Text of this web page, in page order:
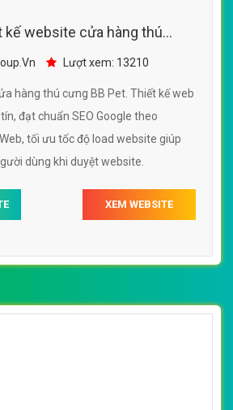
kế website rao vặt thú cưng
chuẩn SEO
Lượt xem: 15910
vặt thú cưng. Thiết kế web chuyên
độ load website giúp tăng trải nghiệm
website.
XEM WEBSITE